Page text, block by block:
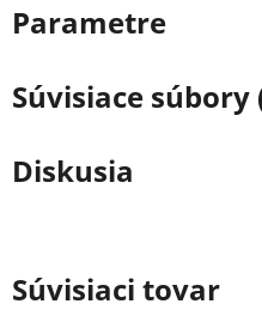
Parametre
Súvisiace súbory
Diskusia
Súvisiaci tovar